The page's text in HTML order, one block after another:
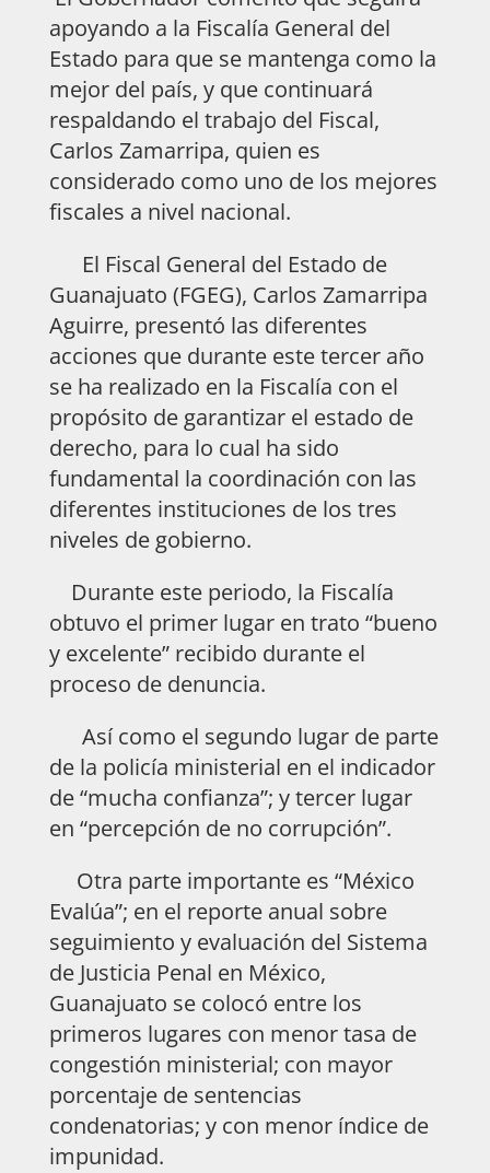
apoyando a la Fiscalía General del
Estado para que se mantenga como la
mejor del país, y que continuará
respaldando el trabajo del Fiscal,
Carlos Zamarripa, quien es
considerado como uno de los mejores
fiscales a nivel nacional.
El Fiscal General del Estado de
Guanajuato (FGEG), Carlos Zamarripa
Aguirre, presentó las diferentes
acciones que durante este tercer año
se ha realizado en la Fiscalía con el
propósito de garantizar el estado de
derecho, para lo cual ha sido
fundamental la coordinación con las
diferentes instituciones de los tres
niveles de gobierno.
Durante este periodo, la Fiscalía
obtuvo el primer lugar en trato “bueno
y excelente” recibido durante el
proceso de denuncia.
Así como el segundo lugar de parte
de la policía ministerial en el indicador
de “mucha confianza”; y tercer lugar
en “percepción de no corrupción”.
Otra parte importante es “México
Evalúa”; en el reporte anual sobre
seguimiento y evaluación del Sistema
de Justicia Penal en México,
Guanajuato se colocó entre los
primeros lugares con menor tasa de
congestión ministerial; con mayor
porcentaje de sentencias
condenatorias; y con menor índice de
impunidad.